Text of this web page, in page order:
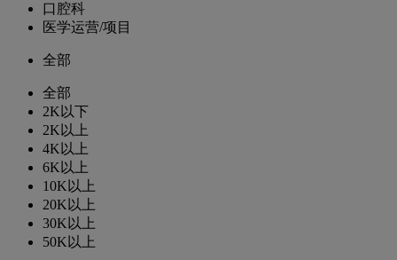
口腔科
医学运营/项目
全部
全部
2K以下
2K以上
4K以上
6K以上
10K以上
20K以上
30K以上
50K以上